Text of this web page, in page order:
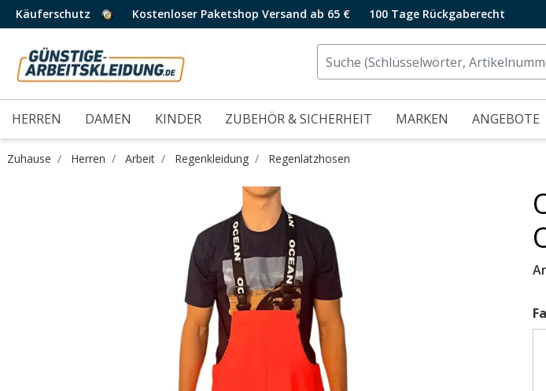
Käuferschutz Kostenloser Paketshop Versand ab 65 € 100 Tage Rückgaberecht
HERREN DAMEN KINDER ZUBEHÖR & SICHERHEIT MARKEN ANGEBOTE
Zuhause Herren Arbeit Regenkleidung Regenlatzhosen